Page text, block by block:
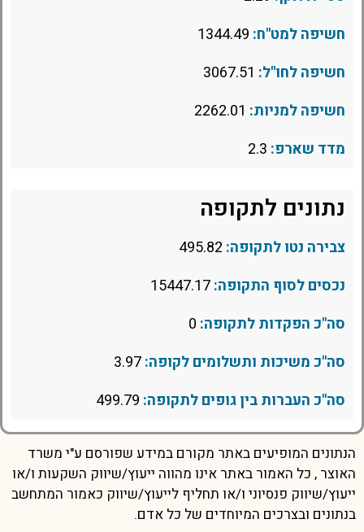
חשיפה למט"ח:
חשיפה לחו"ל:
חשיפה למניות:
מדד שארפ:
נתונים לתקופה
צבירה נטו לתקופה:
נכסים לסוף התקופה:
סה"כ הפקדות לתקופה:
סה"כ משיכות ותשלומים לקופה:
סה"כ העברות בין גופים לתקופה:
הנתונים המופיעים באתר מקורם במידע שפורסם ע"י משרד
האוצר , כל האמור באתר אינו מהווה ייעוץ/שיווק השקעות ו/או
ייעוץ/שיווק פנסיוני ו/או תחליף לייעוץ/שיווק כאמור המתחשב
בנתונים ובצרכים המיוחדים של כל אדם.